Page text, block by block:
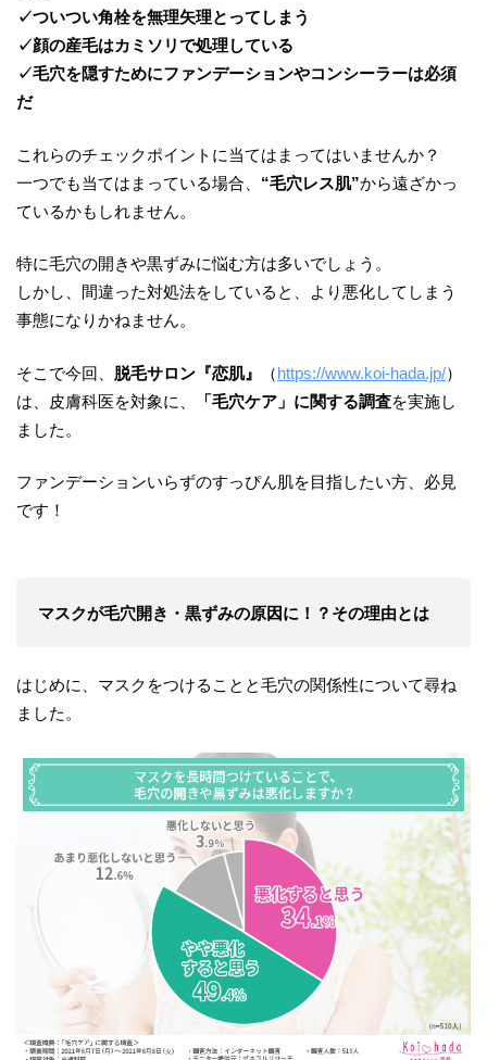
✓ついつい角栓を無理矢理とってしまう
✓顔の産毛はカミソリで処理している
✓毛穴を隠すためにファンデーションやコンシーラーは必須
だ
これらのチェックポイントに当てはまってはいませんか？
一つでも当てはまっている場合、 “毛穴レス肌”から遠ざかっ
ているかもしれません。
特に毛穴の開きや黒ずみに悩む方は多いでしょう。
しかし、間違った対処法をしていると、より悪化してしまう
事態になりかねません。
そこで今回、 脱毛サロン『恋肌』 （https://www.koi-hada.jp/）
は、皮膚科医を対象に、
「毛穴ケア」に関する調査を実施し
ました。
ファンデーションいらずのすっぴん肌を目指したい方、必見
です！
マスクが毛穴開き・黒ずみの原因に！？その理由とは
はじめに、マスクをつけることと毛穴の関係性について尋ね
ました。